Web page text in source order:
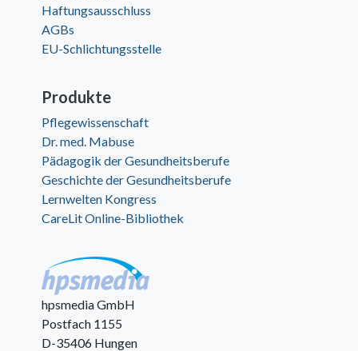
Haftungsausschluss
AGBs
EU-Schlichtungsstelle
Produkte
Pflegewissenschaft
Dr. med. Mabuse
Pädagogik der Gesundheitsberufe
Geschichte der Gesundheitsberufe
Lernwelten Kongress
CareLit Online-Bibliothek
hpsmedia GmbH
Postfach 1155
D-35406 Hungen